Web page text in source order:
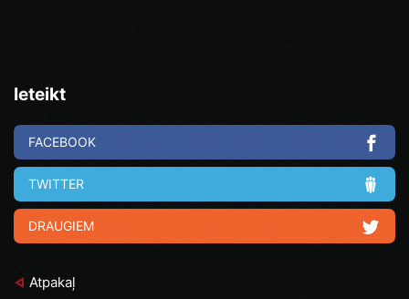
Ieteikt
FACEBOOK
TWITTER
DRAUGIEM
Atpakaļ